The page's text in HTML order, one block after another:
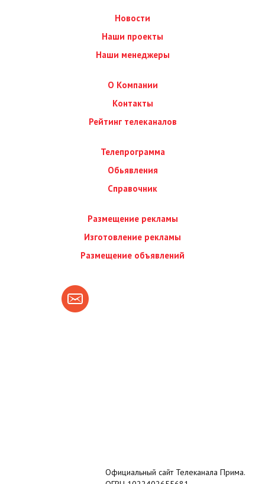
Новости
Наши проекты
Наши менеджеры
О Компании
Контакты
Рейтинг телеканалов
Телепрограмма
Обьявления
Справочник
Размещение рекламы
Изготовление рекламы
Размещение объявлений
Официальный сайт Телеканала Прима.